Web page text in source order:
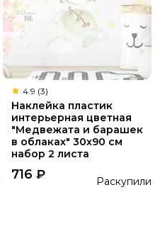
4.9 (3)
Наклейка пластик
интерьерная цветная
"Медвежата и барашек
в облаках" 30х90 см
набор 2 листа
716 ₽ Раскупили